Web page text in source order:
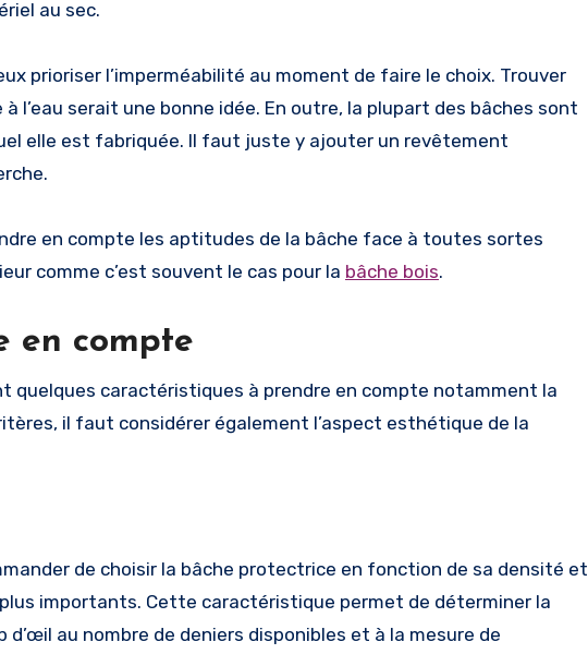
au sec.
prioriser l’imperméabilité au moment de faire le choix. Trouver
l’eau serait une bonne idée. En outre, la plupart des bâches sont
elle est fabriquée. Il faut juste y ajouter un revêtement
en compte les aptitudes de la bâche face à toutes sortes
comme c’est souvent le cas pour la bâche bois.
en compte
quelques caractéristiques à prendre en compte notamment la
il faut considérer également l’aspect esthétique de la
de choisir la bâche protectrice en fonction de sa densité et
plus importants. Cette caractéristique permet de déterminer la
au nombre de deniers disponibles et à la mesure de